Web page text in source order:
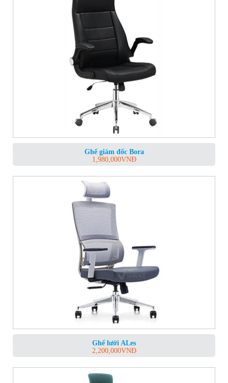
Ghế giám đốc Bora
1,980,000VNĐ
Ghế lưới ALes
2,200,000VNĐ